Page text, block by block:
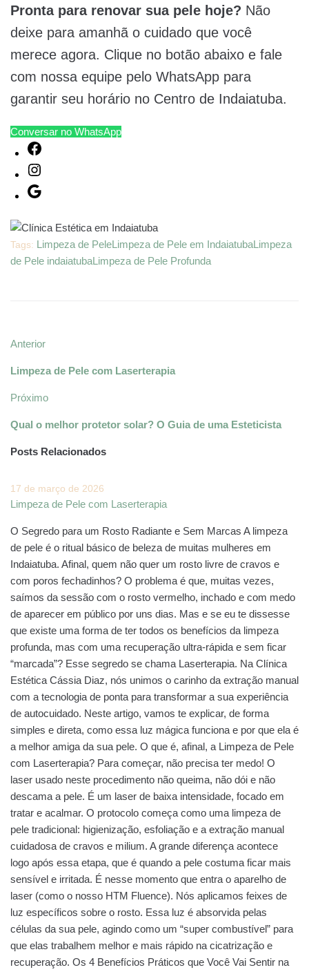
Pronta para renovar sua pele hoje? Não
deixe para amanhã o cuidado que você
merece agora. Clique no botão abaixo e fale
com nossa equipe pelo WhatsApp para
garantir seu horário no Centro de Indaiatuba.
Conversar no WhatsApp
Tags: Limpeza de PeleLimpeza de Pele em IndaiatubaLimpeza
de Pele indaiatubaLimpeza de Pele Profunda
Anterior
Limpeza de Pele com Laserterapia
Próximo
Qual o melhor protetor solar? O Guia de uma Esteticista
Posts Relacionados
17 de março de 2026
Limpeza de Pele com Laserterapia
O Segredo para um Rosto Radiante e Sem Marcas A limpeza
de pele é o ritual básico de beleza de muitas mulheres em
Indaiatuba. Afinal, quem não quer um rosto livre de cravos e
com poros fechadinhos? O problema é que, muitas vezes,
saímos da sessão com o rosto vermelho, inchado e com medo
de aparecer em público por uns dias. Mas e se eu te dissesse
que existe uma forma de ter todos os benefícios da limpeza
profunda, mas com uma recuperação ultra-rápida e sem ficar
“marcada”? Esse segredo se chama Laserterapia. Na Clínica
Estética Cássia Diaz, nós unimos o carinho da extração manual
com a tecnologia de ponta para transformar a sua experiência
de autocuidado. Neste artigo, vamos te explicar, de forma
simples e direta, como essa luz mágica funciona e por que ela é
a melhor amiga da sua pele. O que é, afinal, a Limpeza de Pele
com Laserterapia? Para começar, não precisa ter medo! O
laser usado neste procedimento não queima, não dói e não
descama a pele. É um laser de baixa intensidade, focado em
tratar e acalmar. O protocolo começa como uma limpeza de
pele tradicional: higienização, esfoliação e a extração manual
cuidadosa de cravos e milium. A grande diferença acontece
logo após essa etapa, que é quando a pele costuma ficar mais
sensível e irritada. É nesse momento que entra o aparelho de
laser (como o nosso HTM Fluence). Nós aplicamos feixes de
luz específicos sobre o rosto. Essa luz é absorvida pelas
células da sua pele, agindo como um “super combustível” para
que elas trabalhem melhor e mais rápido na cicatrização e
recuperação. Os 4 Benefícios Práticos que Você Vai Sentir na